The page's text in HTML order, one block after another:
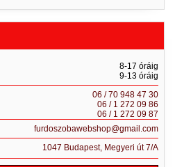
8-17 óráig
9-13 óráig
06 / 70 948 47 30
06 / 1 272 09 86
06 / 1 272 09 87
furdoszobawebshop@gmail.com
1047 Budapest, Megyeri út 7/A